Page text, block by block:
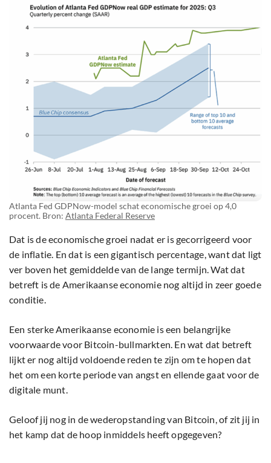
Atlanta Fed GDPNow-model schat economische groei op 4,0
procent. Bron: Atlanta Federal Reserve
Dat is de economische groei nadat er is gecorrigeerd voor
de inflatie. En dat is een gigantisch percentage, want dat ligt
ver boven het gemiddelde van de lange termijn. Wat dat
betreft is de Amerikaanse economie nog altijd in zeer goede
conditie.
Een sterke Amerikaanse economie is een belangrijke
voorwaarde voor Bitcoin-bullmarkten. En wat dat betreft
lijkt er nog altijd voldoende reden te zijn om te hopen dat
het om een korte periode van angst en ellende gaat voor de
digitale munt.
Geloof jij nog in de wederopstanding van Bitcoin, of zit jij in
het kamp dat de hoop inmiddels heeft opgegeven?